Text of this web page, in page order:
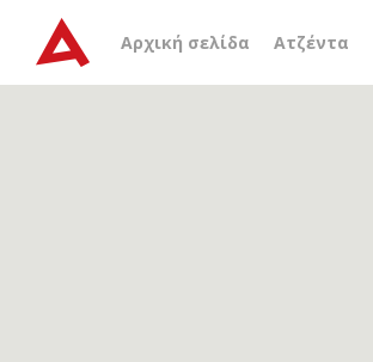
Αρχική σελίδα Ατζέντα
Αρχείο ετικέτας